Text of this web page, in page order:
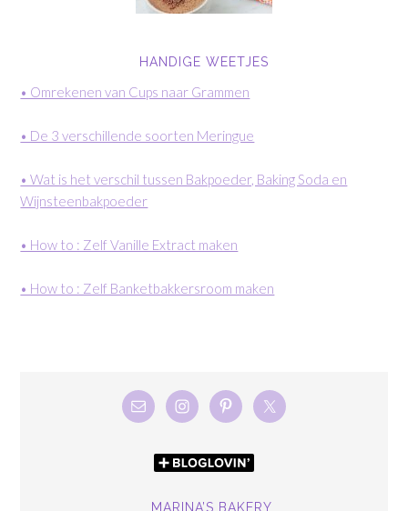
HANDIGE WEETJES
• Omrekenen van Cups naar Grammen
• De 3 verschillende soorten Meringue
• Wat is het verschil tussen Bakpoeder, Baking Soda en
Wijnsteenbakpoeder
• How to : Zelf Vanille Extract maken
• How to : Zelf Banketbakkersroom maken
MARINA’S BAKERY